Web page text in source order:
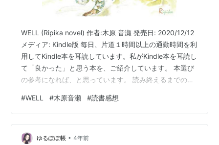
WELL (Ripika novel) 作者:木原 音瀬 発売日: 2020/12/12
メディア: Kindle版 毎日、片道１時間以上の通勤時間を利
用してKindle本を耳読しています。私がKindle本を耳読し
て「良かった」と思う本を、ご紹介しています。 本選び
の参考になれば、と思っています。 読み終えるまでの平
い…と感じました。 「マッドマックス」の世界観（伝わ
る年代には伝わるか）でした。 あと、うろ覚えだけれど
「野火」もこういう感じだったような気がします。 ある
日急に、無法地帯になった時に人はどうなっていくの
#WELL #木原音瀬 #読書感想
ゆるぽぽ帳 • 4年前